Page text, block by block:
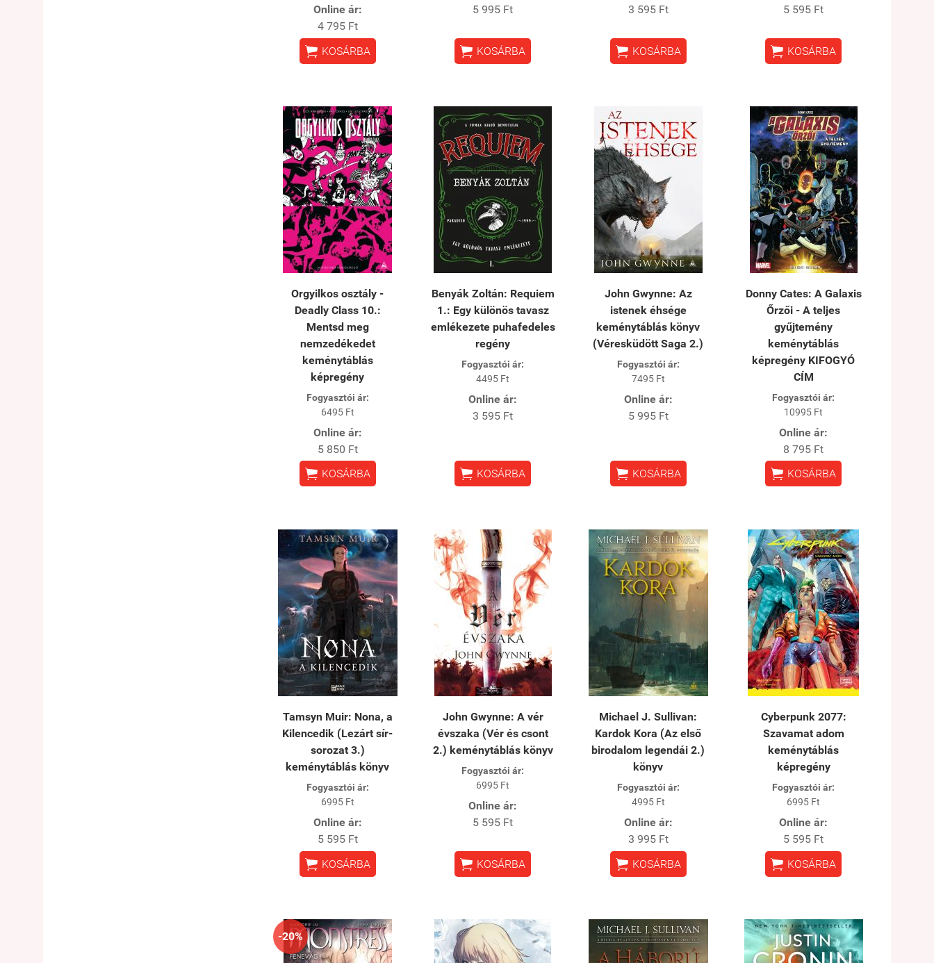
Online ár:
4 795 Ft
 KOSÁRBA
5 995 Ft
 KOSÁRBA
3 595 Ft
 KOSÁRBA
5 595 Ft
 KOSÁRBA
Orgyilkos osztály -
Deadly Class 10.:
Mentsd meg
nemzedékedet
keménytáblás
képregény
Fogyasztói ár:
6495 Ft
Online ár:
5 850 Ft
 KOSÁRBA
Benyák Zoltán: Requiem
1.: Egy különös tavasz
emlékezete puhafedeles
regény
Fogyasztói ár:
4495 Ft
Online ár:
3 595 Ft
 KOSÁRBA
John Gwynne: Az
istenek éhsége
keménytáblás könyv
(Véresküdött Saga 2.)
Fogyasztói ár:
7495 Ft
Online ár:
5 995 Ft
 KOSÁRBA
Donny Cates: A Galaxis
Őrzői - A teljes
gyűjtemény
keménytáblás
képregény KIFOGYÓ
CÍM
Fogyasztói ár:
10995 Ft
Online ár:
8 795 Ft
 KOSÁRBA
Tamsyn Muir: Nona, a
Kilencedik (Lezárt sír-
sorozat 3.)
keménytáblás könyv
Fogyasztói ár:
6995 Ft
Online ár:
5 595 Ft
 KOSÁRBA
John Gwynne: A vér
évszaka (Vér és csont
2.) keménytáblás könyv
Fogyasztói ár:
6995 Ft
Online ár:
5 595 Ft
 KOSÁRBA
Michael J. Sullivan:
Kardok Kora (Az első
birodalom legendái 2.)
könyv
Fogyasztói ár:
4995 Ft
Online ár:
3 995 Ft
 KOSÁRBA
Cyberpunk 2077:
Szavamat adom
keménytáblás
képregény
Fogyasztói ár:
6995 Ft
Online ár:
5 595 Ft
 KOSÁRBA
-20%